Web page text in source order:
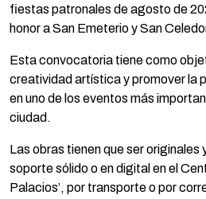
fiestas patronales de agosto de
honor a San Emeterio y San
Esta convocatoria tiene como
creatividad artística y promover la
en uno de los eventos más
ciudad.
Las obras tienen que ser originales
soporte sólido o en digital en el
Palacios’, por transporte o por